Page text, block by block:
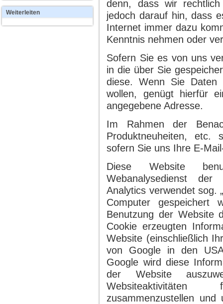
denn, dass wir
jedoch darauf hin, dass
Internet immer dazu
Kenntnis nehmen oder
Sofern Sie es von uns
in die über Sie
diese. Wenn Sie Daten
wollen, genügt hierfür
angegebene Adresse.
Im Rahmen der
Produktneuheiten,
sofern Sie uns Ihre E-
Diese Website
Webanalysedienst
Analytics verwendet sog.
Computer gespeichert
Benutzung der Website
Cookie erzeugten
Website (einschließlich
von Google in den
Google wird diese
der Website
zusammenzustellen
Weiterleiten